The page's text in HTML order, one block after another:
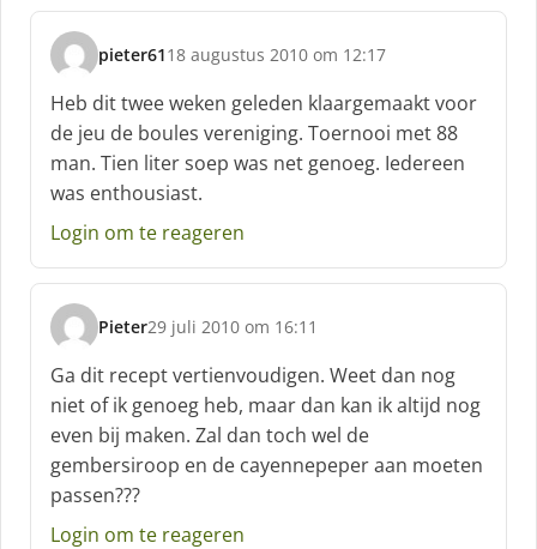
pieter61
s
c
h
r
e
e
:
18 augustus 2010 om 12:17
Heb dit twee weken geleden klaargemaakt voor
de jeu de boules vereniging. Toernooi met 88
man. Tien liter soep was net genoeg. Iedereen
was enthousiast.
Login om te reageren
Pieter
s
c
h
r
e
e
f
:
29 juli 2010 om 16:11
Ga dit recept vertienvoudigen. Weet dan nog
niet of ik genoeg heb, maar dan kan ik altijd nog
even bij maken. Zal dan toch wel de
gembersiroop en de cayennepeper aan moeten
passen???
Login om te reageren